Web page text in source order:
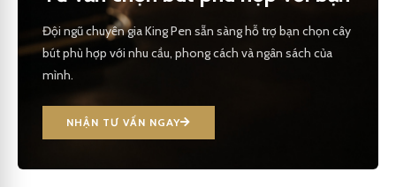
Đội ngũ chuyên gia King Pen sẵn sàng hỗ trợ bạn chọn cây
bút phù hợp với nhu cầu, phong cách và ngân sách của
mình.
NHẬN TƯ VẤN NGAY